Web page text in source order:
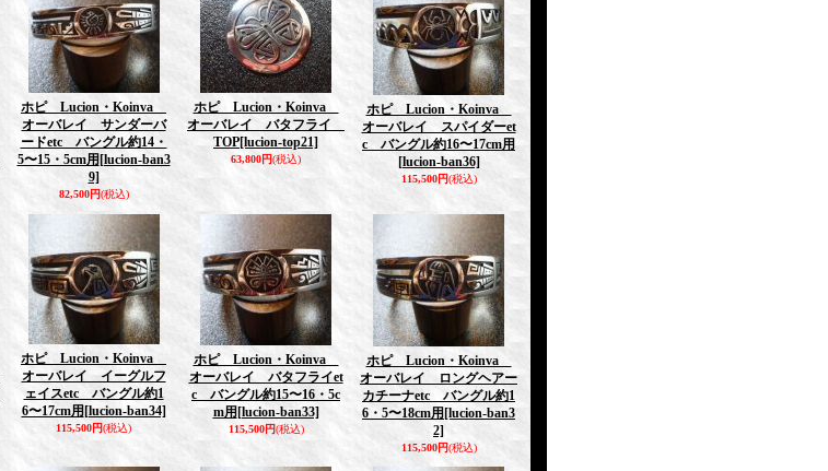
ホピ Lucion・Koinva
オーバレイ サンダーバ
ードetc バングル約14・
5〜15・5cm用 [lucion-ban3
9]
82,500円(税込)
ホピ Lucion・Koinva
オーバレイ バタフライ
TOP[lucion-top21]
63,800円(税込)
ホピ Lucion・Koinva
オーバレイ スパイダーet
c バングル約16〜17cm用
[lucion-ban36]
115,500円(税込)
ホピ Lucion・Koinva
オーバレイ イーグルフ
ェイスetc バングル約1
6〜17cm用 [lucion-ban34]
115,500円(税込)
ホピ Lucion・Koinva
オーバレイ バタフライet
c バングル約15〜16・5c
m用 [lucion-ban33]
115,500円(税込)
ホピ Lucion・Koinva
オーバレイ ロングヘアー
カチーナetc バングル約1
6・5〜18cm用 [lucion-ban3
2]
115,500円(税込)